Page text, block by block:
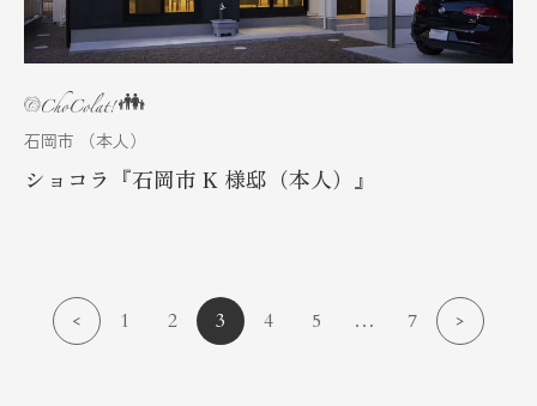
石岡市 （本人）
ショコラ『石岡市 K 様邸（本人）』
投
< 1 2 3 4 5 … 7 >